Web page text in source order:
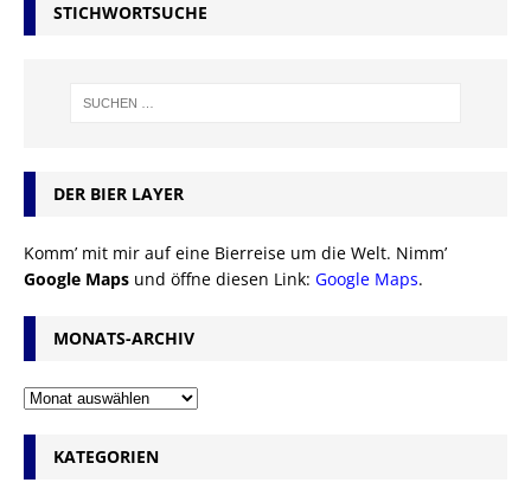
STICHWORTSUCHE
DER BIER LAYER
Komm’ mit mir auf eine Bierreise um die Welt. Nimm’
Google Maps und öffne diesen Link: Google Maps.
MONATS-ARCHIV
KATEGORIEN